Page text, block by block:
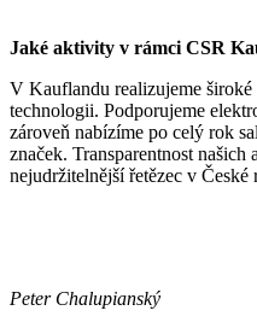
Jaké aktivity v rámci CSR
V Kauflandu realizujeme
technologii. Podporujeme
zároveň nabízíme po celý rok
značek. Transparentnost
nejudržitelnější řetězec v České
Peter Chalupianský